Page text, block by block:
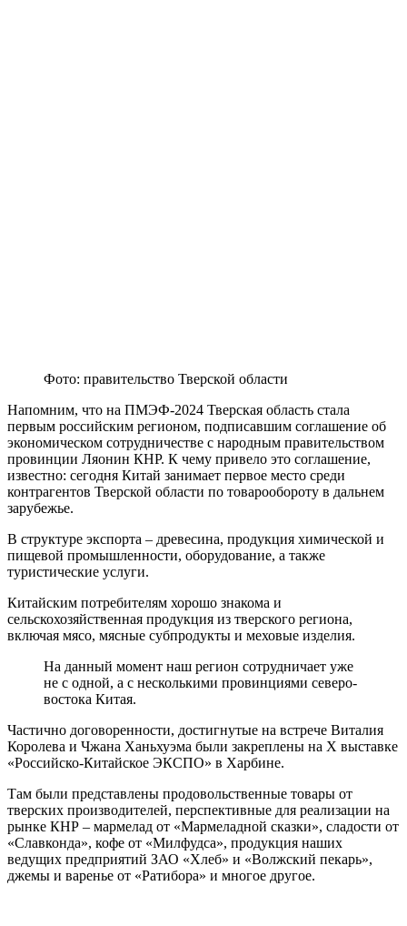
Фото: правительство Тверской области
Напомним, что на ПМЭФ-2024 Тверская область стала
первым российским регионом, подписавшим соглашение об
экономическом сотрудничестве с народным правительством
провинции Ляонин КНР. К чему привело это соглашение,
известно: сегодня Китай занимает первое место среди
контрагентов Тверской области по товарообороту в дальнем
зарубежье.
В структуре экспорта – древесина, продукция химической и
пищевой промышленности, оборудование, а также
туристические услуги.
Китайским потребителям хорошо знакома и
сельскохозяйственная продукция из тверского региона,
включая мясо, мясные субпродукты и меховые изделия.
На данный момент наш регион сотрудничает уже
не с одной, а с несколькими провинциями северо-
востока Китая.
Частично договоренности, достигнутые на встрече Виталия
Королева и Чжана Ханьхуэма были закреплены на Х выставке
«Российско-Китайское ЭКСПО» в Харбине.
Там были представлены продовольственные товары от
тверских производителей, перспективные для реализации на
рынке КНР – мармелад от «Мармеладной сказки», сладости от
«Славконда», кофе от «Милфудса», продукция наших
ведущих предприятий ЗАО «Хлеб» и «Волжский пекарь»,
джемы и варенье от «Ратибора» и многое другое.